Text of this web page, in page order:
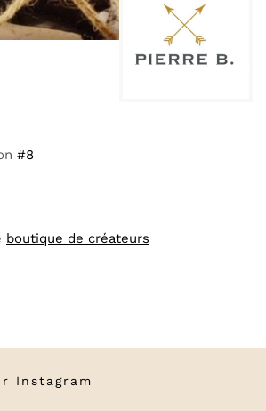
#8
boutique de créateurs
Instagram